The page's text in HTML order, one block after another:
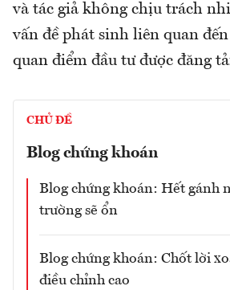
và tác giả không chịu trách
vấn đề phát sinh liên quan
quan điểm đầu tư được đăng
CHỦ ĐỀ
Blog chứng khoán
Blog chứng khoán: Hết gánh
trường sẽ ổn
Blog chứng khoán: Chốt lời
điều chỉnh cao